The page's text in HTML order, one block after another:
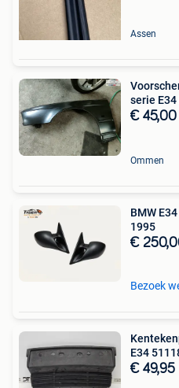
Assen
serie
€ 45,00
Ommen
BMW
1995
€
Bezoek
E34
€ 49,95